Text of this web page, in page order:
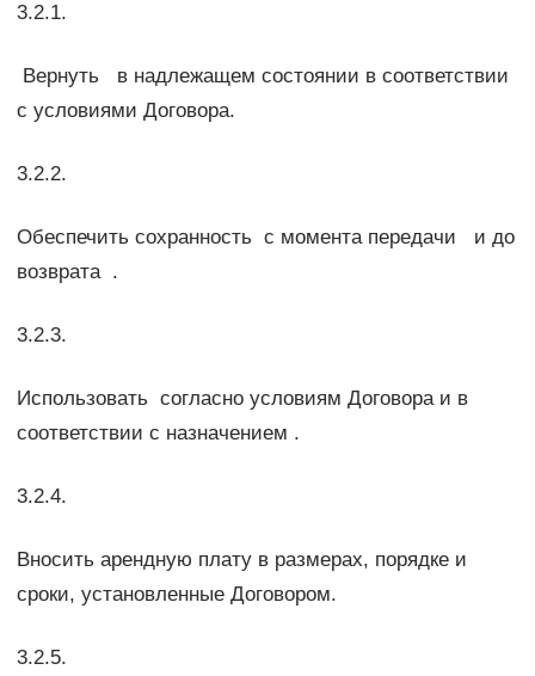
3.2.1.
Вернуть в надлежащем состоянии в соответствии
с условиями Договора.
3.2.2.
Обеспечить сохранность с момента передачи и до
возврата .
3.2.3.
Использовать согласно условиям Договора и в
соответствии с назначением .
3.2.4.
Вносить арендную плату в размерах, порядке и
сроки, установленные Договором.
3.2.5.